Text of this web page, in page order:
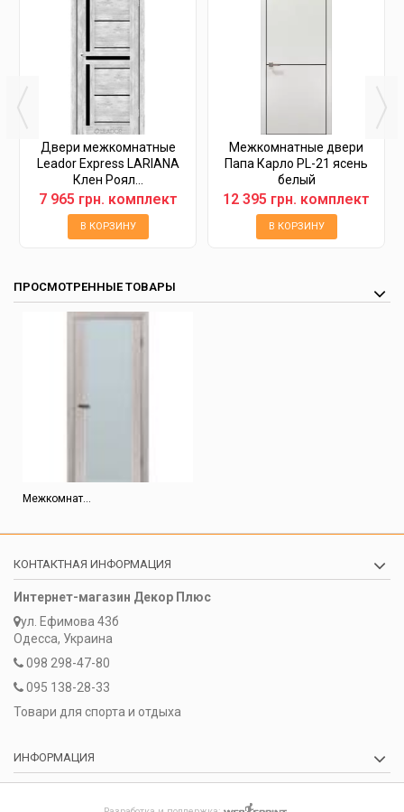
Двери межкомнатные
Leador Express LARIANA
Клен Роял...
7 965 грн. комплект
В КОРЗИНУ
Межкомнатные двери
Папа Карло PL-21 ясень
белый
12 395 грн. комплект
В КОРЗИНУ
ПРОСМОТРЕННЫЕ ТОВАРЫ
Межкомнат...
КОНТАКТНАЯ ИНФОРМАЦИЯ
Интернет-магазин Декор Плюс
ул. Ефимова 43б
Одесса, Украина
098 298-47-80
095 138-28-33
Товари для спорта и отдыха
ИНФОРМАЦИЯ